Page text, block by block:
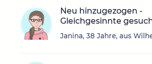
Neu hinzugezogen -
Gleichgesinnte
Janina, 38 Jahre, aus